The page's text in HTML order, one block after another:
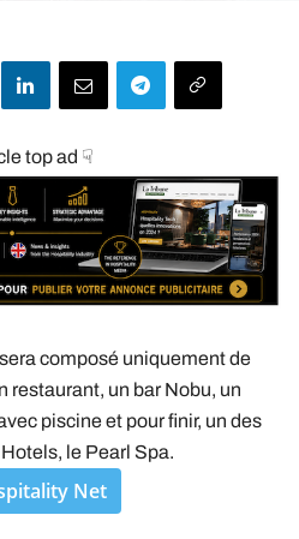
top ad ☟
sera composé uniquement de
restaurant, un bar Nobu, un
piscine et pour finir, un des
le Pearl Spa.
Net